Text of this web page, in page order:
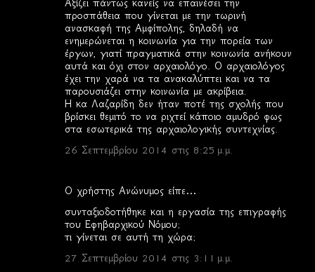
Αξίζει πάντως κανείς να επαινέσει την
προσπάθεια που γίνεται με την τωρινή
ανασκαφή της Αμφίπολης, δηλαδή να
ενημερώνεται η κοινωνία για την πορεία των
έργων, γιατί πραγματικά στην κοινωνία ανήκουν
αυτά και όχι στον αρχαιολόγο. Ο αρχαιολόγος
έχει την χαρά να τα ανακαλύπτει και να τα
παρουσιάζει στην κοινωνία με ακρίβεια.
Η κα Λαζαρίδη δεν ήταν ποτέ της σχολής που
βρίσκει θεμιτό το να ριχτεί κάποιο αμυδρό φως
στα εσωτερικά της αρχαιολογικής συντεχνίας.
26 Σεπτεμβρίου 2014 στις 8:25 μ.μ.
Ο χρήστης Ανώνυμος είπε…
συνταξιοδοτήθηκε και η εργασία της επιγραφής
του Εφηβαρχικού Νόμου;
τι γίνεται σε αυτή τη χώρα;
27 Σεπτεμβρίου 2014 στις 3:11 μ.μ.